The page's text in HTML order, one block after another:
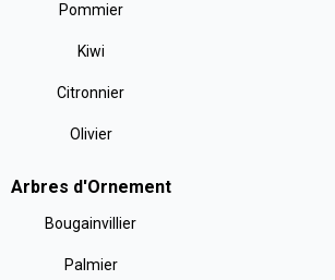
Pommier
Kiwi
Citronnier
Olivier
Arbres d'Ornement
Bougainvillier
Palmier